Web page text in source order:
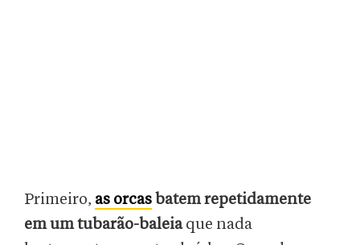
Primeiro, as orcas batem repetidamente
em um tubarão-baleiaque nada